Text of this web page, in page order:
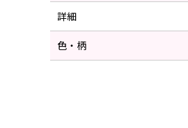
詳細
色・柄